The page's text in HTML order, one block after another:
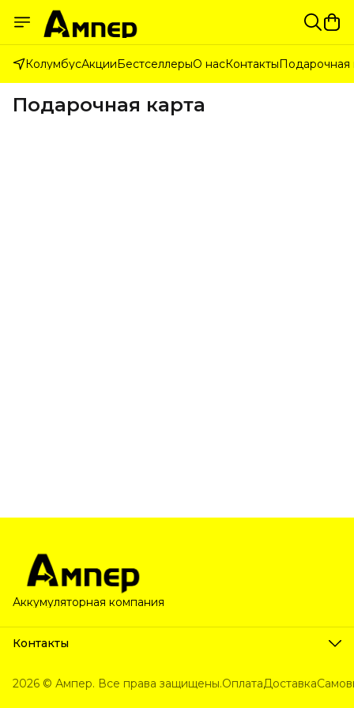
КолумбусАкцииБестселлерыО насКонтактыПодарочная
Подарочная карта
Аккумуляторная компания
Контакты
Эл. почта
unityspring@ya.ru
2026 © Ампер. Все права защищены.ОплатаДоставка